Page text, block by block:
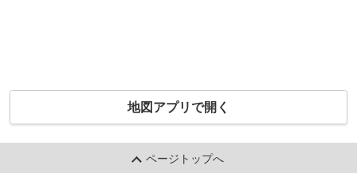
地図アプリで開く
ページトップへ